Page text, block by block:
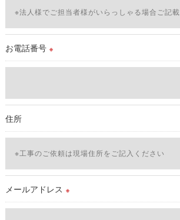
＜個人情報の安全管理＞
当社では、個人情報の漏洩等がなされない
理対策を実施します。
をご提供できない場合がございますので予
＜個人情報の開示･訂正・削除･利用停止の
続を定めさせて頂いております。
ご本人である事を確認のうえ、対応させて
個人情報の開示･訂正･削除・利用停止の具
しては、お電話でお問合せ下さい。v
お電話番号 ※
住所
メールアドレス ※